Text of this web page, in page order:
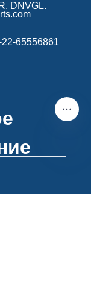
DNVGL.
65556861